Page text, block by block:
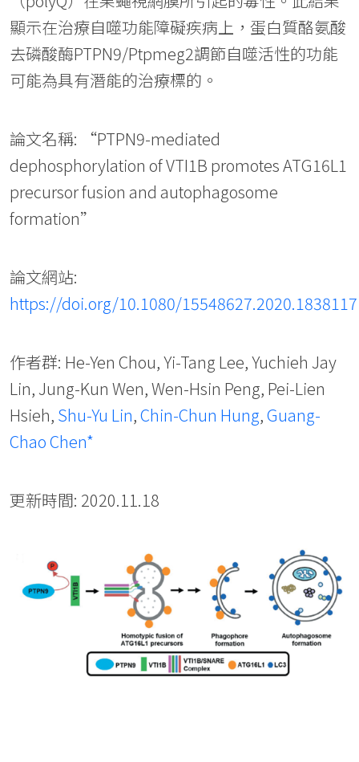
顯示在治療自噬功能障礙疾病上，蛋白質酪氨酸
去磷酸酶PTPN9/Ptpmeg2調節自噬活性的功能
可能為具有潛能的治療標的。
論文名稱: “PTPN9-mediated
dephosphorylation of VTI1B promotes ATG16L1
precursor fusion and autophagosome
formation”
論文網站:
https://doi.org/10.1080/15548627.2020.1838117
作者群: He-Yen Chou, Yi-Tang Lee, Yuchieh Jay
Lin, Jung-Kun Wen, Wen-Hsin Peng, Pei-Lien
Hsieh, Shu-Yu Lin,Chin-Chun Hung,Guang-
Chao Chen*
更新時間: 2020.11.18